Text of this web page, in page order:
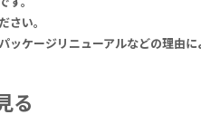
ください。
のある方
ある方
さい。
ッケージリニューアルなどの理由に
る